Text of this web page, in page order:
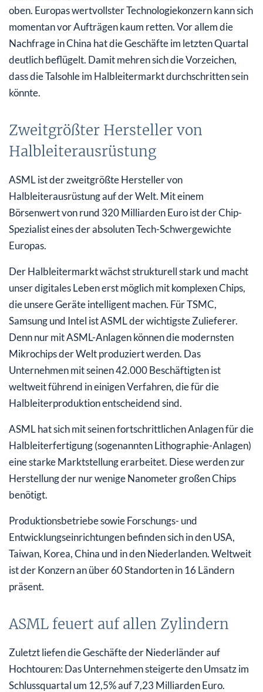
oben. Europas wertvollster Technologiekonzern kann sich
momentan vor Aufträgen kaum retten. Vor allem die
Nachfrage in China hat die Geschäfte im letzten Quartal
deutlich beflügelt. Damit mehren sich die Vorzeichen,
dass die Talsohle im Halbleitermarkt durchschritten sein
könnte.
Zweitgrößter Hersteller von
Halbleiterausrüstung
ASML ist der zweitgrößte Hersteller von
Halbleiterausrüstung auf der Welt. Mit einem
Börsenwert von rund 320 Milliarden Euro ist der Chip-
Spezialist eines der absoluten Tech-Schwergewichte
Europas.
Der Halbleitermarkt wächst strukturell stark und macht
unser digitales Leben erst möglich mit komplexen Chips,
die unsere Geräte intelligent machen. Für TSMC,
Samsung und Intel ist ASML der wichtigste Zulieferer.
Denn nur mit ASML-Anlagen können die modernsten
Mikrochips der Welt produziert werden. Das
Unternehmen mit seinen 42.000 Beschäftigten ist
weltweit führend in einigen Verfahren, die für die
Halbleiterproduktion entscheidend sind.
ASML hat sich mit seinen fortschrittlichen Anlagen für die
Halbleiterfertigung (sogenannten Lithographie-Anlagen)
eine starke Marktstellung erarbeitet. Diese werden zur
Herstellung der nur wenige Nanometer großen Chips
benötigt.
Produktionsbetriebe sowie Forschungs- und
Entwicklungseinrichtungen befinden sich in den USA,
Taiwan, Korea, China und in den Niederlanden. Weltweit
ist der Konzern an über 60 Standorten in 16 Ländern
präsent.
ASML feuert auf allen Zylindern
Zuletzt liefen die Geschäfte der Niederländer auf
Hochtouren: Das Unternehmen steigerte den Umsatz im
Schlussquartal um 12,5% auf 7,23 Milliarden Euro.